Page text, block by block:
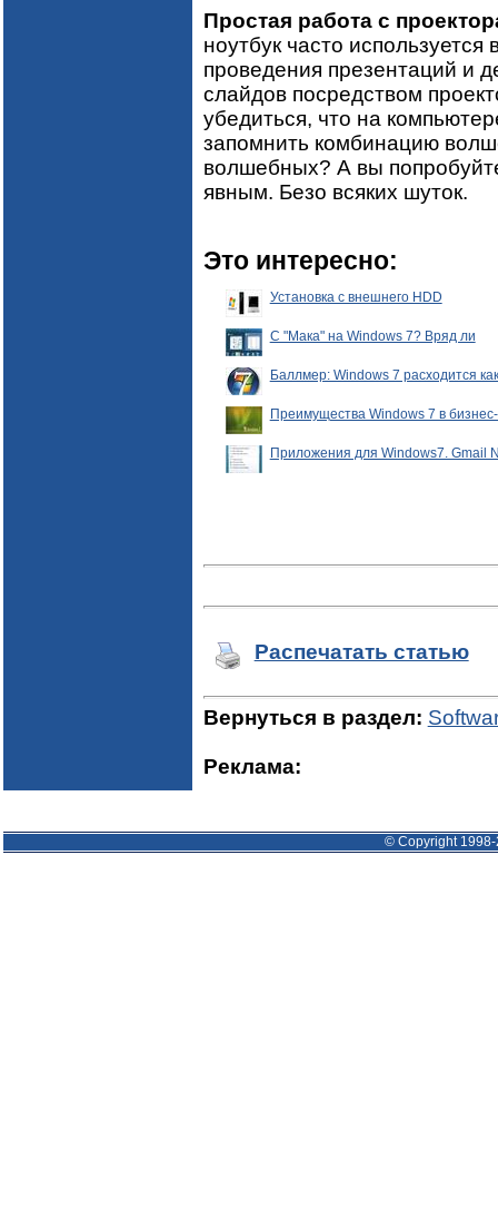
Простая работа с
ноутбук часто
проведения презентаций и
слайдов посредством
убедиться, что на
запомнить комбинацию
волшебных? А вы
явным. Безо всяких шуток.
Это интересно:
Установка с внешнего HDD
С "Мака" на Windows 7? Вряд ли
Баллмер: Windows 7 расходится
Преимущества Windows 7 в бизнес-
Приложения для Windows7. Gmail
Распечатать статью
Вернуться в раздел:
Реклама:
© Copyright 1998-